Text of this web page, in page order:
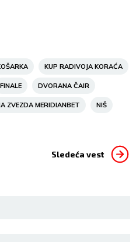
KUP RADIVOJA KORAĆA
FINALE DVORANA ČAIR
ZVEZDA MERIDIANBET NIŠ
Sledeća vest